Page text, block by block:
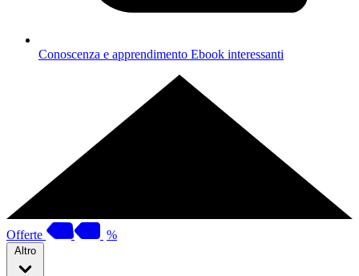
Conoscenza e apprendimento Ebook interessanti
Offerte %
Altro